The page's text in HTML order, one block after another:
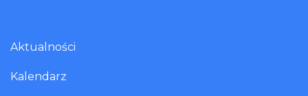
Aktualności
Kalendarz